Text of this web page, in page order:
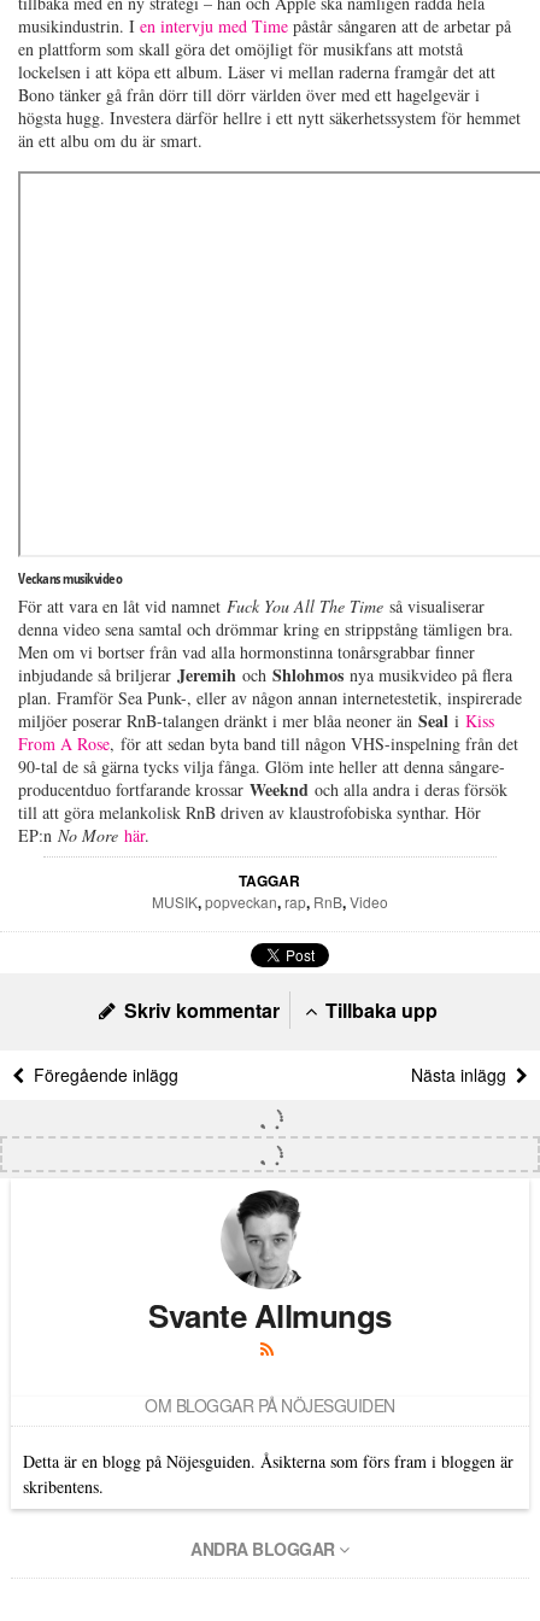
musikindustrin. I en intervju med Time påstår sångaren att de arbetar på
en plattform som skall göra det omöjligt för musikfans att motstå
lockelsen i att köpa ett album. Läser vi mellan raderna framgår det att
Bono tänker gå från dörr till dörr världen över med ett hagelgevär i
högsta hugg. Investera därför hellre i ett nytt säkerhetssystem för hemmet
än ett albu om du är smart.
Veckans musikvideo
För att vara en låt vid namnet Fuck You All The Time så visualiserar
denna video sena samtal och drömmar kring en strippstång tämligen bra.
Men om vi bortser från vad alla hormonstinna tonårsgrabbar finner
inbjudande så briljerar Jeremih och Shlohmos nya musikvideo på flera
plan. Framför Sea Punk-, eller av någon annan internetestetik, inspirerade
miljöer poserar RnB-talangen dränkt i mer blåa neoner än Seal i Kiss
From A Rose, för att sedan byta band till någon VHS-inspelning från det
90-tal de så gärna tycks vilja fånga. Glöm inte heller att denna sångare-
producentduo fortfarande krossar Weeknd och alla andra i deras försök
till att göra melankolisk RnB driven av klaustrofobiska synthar. Hör
EP:n No More här.
TAGGAR
MUSIK,popveckan,rap, RnB,Video
Skriv kommentar Tillbaka upp
Föregående inlägg Nästa inlägg
Svante Allmungs
OM BLOGGAR PÅ NÖJESGUIDEN
Detta är en blogg på Nöjesguiden. Åsikterna som förs fram i bloggen är
skribentens.
ANDRA BLOGGAR